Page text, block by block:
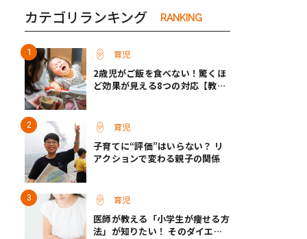
カテゴリランキング RANKING
育児
2歳児がご飯を食べない！驚くほ
ど効果が見える8つの対応【教え
育児
子育てに“評価”はいらない？ リ
アクションで変わる親子の関係
育児
医師が教える「小学生が痩せる方
法」が知りたい！ そのダイエッ